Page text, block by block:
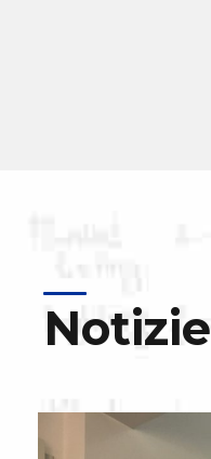
Notizie